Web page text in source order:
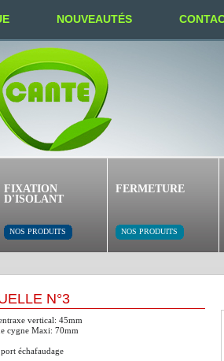
NOUVEAUTÉS
FIXATION
D'ISOLANT
NOS PRODUITS
FERMETURE
NOS PRODUITS
N°3
vertical: 45mm
cygne Maxi: 70mm
échafaudage